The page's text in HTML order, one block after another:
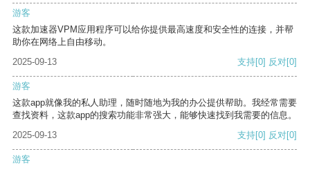
游客
这款加速器VPM应用程序可以给你提供最高速度和安全性的连接，并帮
助你在网络上自由移动。
2025-09-13
支持[0] 反对[0]
游客
这款app就像我的私人助理，随时随地为我的办公提供帮助。我经常需要
查找资料，这款app的搜索功能非常强大，能够快速找到我需要的信息。
2025-09-13
支持[0] 反对[0]
游客